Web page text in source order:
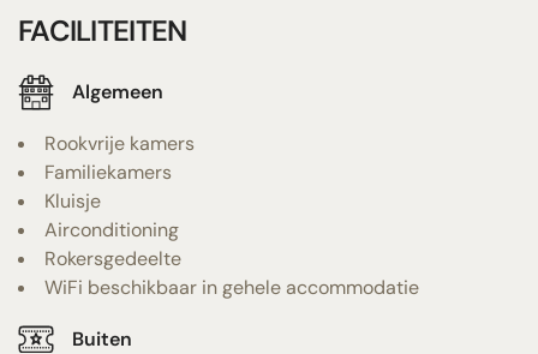
FACILITEITEN
Algemeen
Rookvrije kamers
Familiekamers
Kluisje
Airconditioning
Rokersgedeelte
WiFi beschikbaar in gehele accommodatie
Buiten